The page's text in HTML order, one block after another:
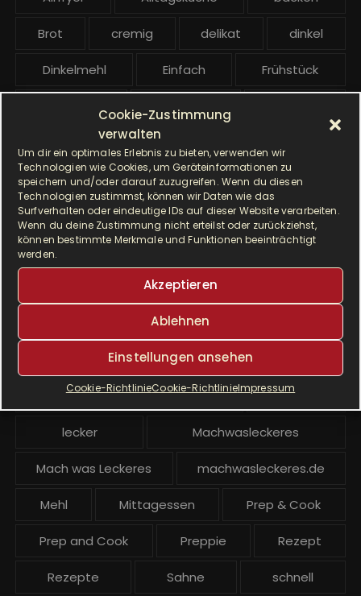
Cookie-Zustimmung
verwalten
Um dir ein optimales Erlebnis zu bieten, verwenden wir
Technologien wie Cookies, um Geräteinformationen zu
speichern und/oder darauf zuzugreifen. Wenn du diesen
Technologien zustimmst, können wir Daten wie das
Surfverhalten oder eindeutige IDs auf dieser Website verarbeiten.
Wenn du deine Zustimmung nicht erteilst oder zurückziehst,
können bestimmte Merkmale und Funktionen beeinträchtigt
werden.
Akzeptieren
Ablehnen
Einstellungen ansehen
Cookie-RichtlinieCookie-RichtlinieImpressum
g
Brot cremig delikat dinkel
Dinkelmehl Einfach Frühstück
gesund
Hauptgericht
HP5031 HP 5031
I Prep & Cook Gourmet kochen
Krups Krups Master Perfect Gourmet
Krups Prep & Cook
Krups Prep & Cook Rezepte
Krups Prep and Cook
Krups Prep and Cook backen Kuchen
lecker Machwasleckeres
Mach was Leckeres machwasleckeres.de
Mehl Mittagessen Prep & Cook
Prep and Cook Preppie Rezept
Rezepte Sahne schnell